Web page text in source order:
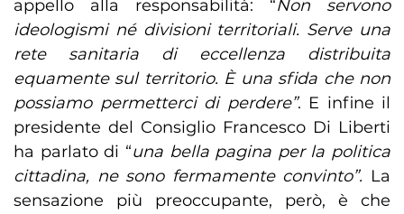
appello alla responsabilità: “Non servono
ideologismi né divisioni territoriali. Serve una
rete sanitaria di eccellenza distribuita
equamente sul territorio. È una sfida che non
possiamo permetterci di perdere”. E infine il
presidente del Consiglio Francesco Di Liberti
ha parlato di “una bella pagina per la politica
cittadina, ne sono fermamente convinto”. La
sensazione più preoccupante, però, è che